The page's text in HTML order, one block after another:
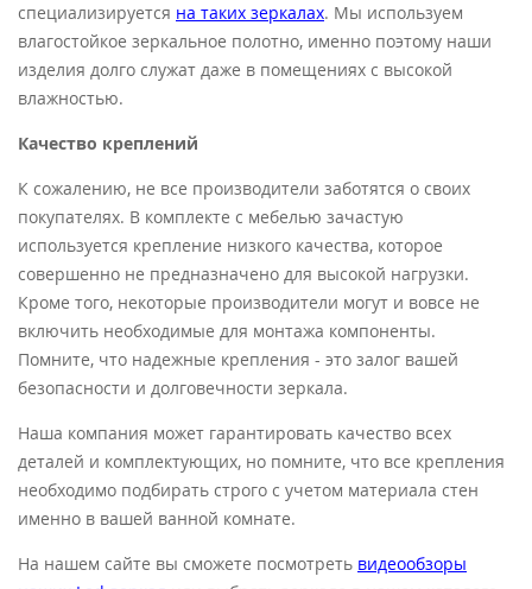
специализируется на таких зеркалах. Мы используем
влагостойкое зеркальное полотно, именно поэтому наши
изделия долго служат даже в помещениях с высокой
влажностью.
Качество креплений
К сожалению, не все производители заботятся о своих
покупателях. В комплекте с мебелью зачастую
используется крепление низкого качества, которое
совершенно не предназначено для высокой нагрузки.
Кроме того, некоторые производители могут и вовсе не
включить необходимые для монтажа компоненты.
Помните, что надежные крепления - это залог вашей
безопасности и долговечности зеркала.
Наша компания может гарантировать качество всех
деталей и комплектующих, но помните, что все крепления
необходимо подбирать строго с учетом материала стен
именно в вашей ванной комнате.
На нашем сайте вы сможете посмотреть видеообзоры